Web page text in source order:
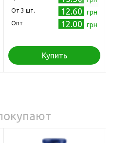
Oт 3 шт. 12.60 грн
Опт 12.00 грн
Купить